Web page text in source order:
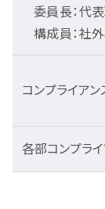
委員長：代
構成員：社
コンプライアン
各部コンプラ